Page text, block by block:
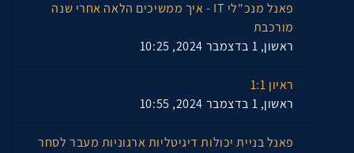
פאנל מנכ"לי IT - איך ממשיכים הלאה אחרי שנה
מורכבת
ראשון, 1 בדצמבר 2024, 10:25
ראיון 1:1
ראשון, 1 בדצמבר 2024, 10:55
פאנל בניית יכולות דיגיטליות ארגוניות מעבר לסחר